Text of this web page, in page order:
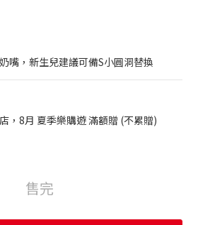
嘴，新生兒建議可備S小圓洞替換
，8月 夏季樂購遊 滿額贈 (不累贈)
售完